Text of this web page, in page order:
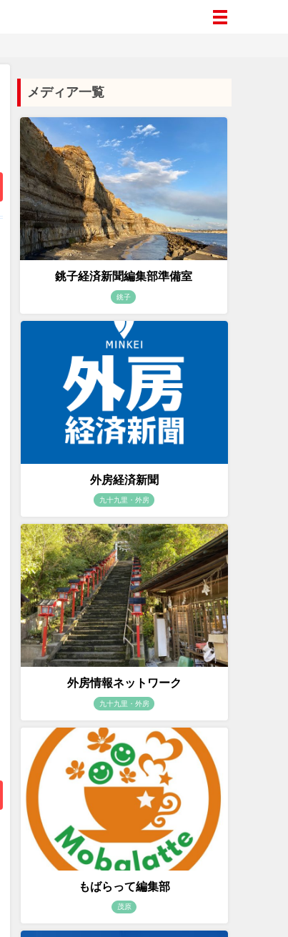
メディア一覧
銚子経済新聞編集部準備室
銚子
外房経済新聞
九十九里・外房
外房情報ネットワーク
九十九里・外房
もばらって編集部
茂原